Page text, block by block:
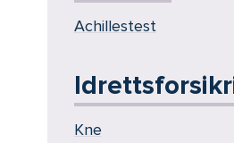
Achillestest
Kne